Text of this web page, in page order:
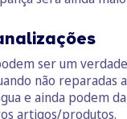
ser um
não reparadas
e ainda podem
artigos/produtos.